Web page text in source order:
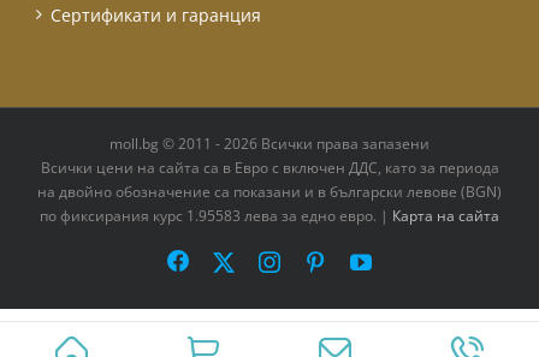
Сертификати и гаранция
moll.bg © 2011 - 2026 Всички права запазени
Всички цени на сайта са в Евро с включен ДДС, като за периода
на двoйно обозначение са показани и в български левове (BGN)
по фиксирания курс 1.95583 лева за едно евро. | Карта на сайта
Facebook Instagram
PinterestYouTube